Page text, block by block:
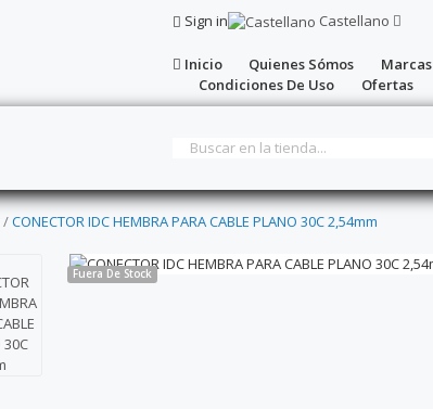
Sign in Castellano
Inicio Quienes Sómos
Marcas
Condiciones De Uso
Ofertas
CONECTOR IDC HEMBRA PARA CABLE PLANO 30C 2,54mm
Fuera De Stock